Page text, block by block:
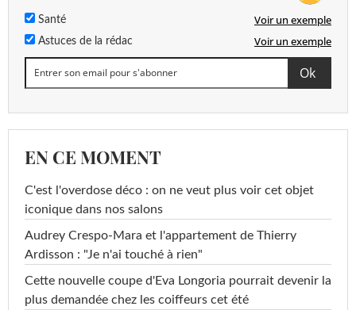
Santé Voir un exemple
Astuces de la rédac Voir un exemple
EN CE MOMENT
C'est l'overdose déco : on ne veut plus voir cet objet
iconique dans nos salons
Audrey Crespo-Mara et l'appartement de Thierry
Ardisson : "Je n'ai touché à rien"
Cette nouvelle coupe d'Eva Longoria pourrait devenir la
plus demandée chez les coiffeurs cet été